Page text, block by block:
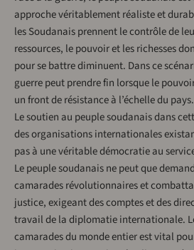
approche véritablement réaliste et
les Soudanais prennent le contrôle de
ressources, le pouvoir et les richesses
pour se battre diminuent. Dans ce
guerre peut prendre fin lorsque le
un front de résistance à l’échelle du pays.
Le soutien au peuple soudanais dans
des organisations internationales
pas à une véritable démocratie au
Le peuple soudanais ne peut que
camarades révolutionnaires et
justice, exigeant des comptes et des
travail de la diplomatie internationale.
camarades du monde entier est vital